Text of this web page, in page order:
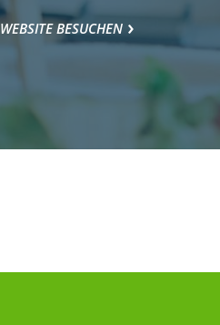
WEBSITE BESUCHEN